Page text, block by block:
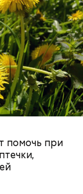
помочь при